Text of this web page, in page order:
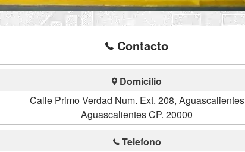
Contacto
Domicilio
Calle Primo Verdad Num. Ext. 208, Aguascalientes
Aguascalientes CP. 20000
Telefono